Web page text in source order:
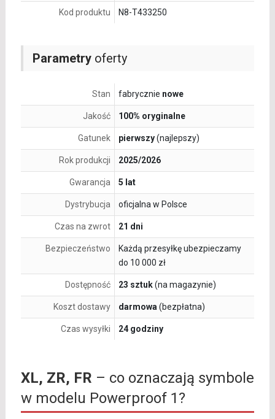
Parametryoferty
Stan fabrycznie nowe
Jakość 100% oryginalne
Gatunek pierwszy(najlepszy)
Rok produkcji 2025/2026
Gwarancja 5 lat
Dystrybucja oficjalna w Polsce
Czas na zwrot 21 dni
Bezpieczeństwo
Każdą przesyłkę ubezpieczamy
do 10 000 zł
Dostępność 23 sztuk(na magazynie)
Koszt dostawy darmowa (bezpłatna)
Czas wysyłki 24 godziny
Kod produktu N8-T433250
XL, ZR, FR – co oznaczają symbole
w modelu Powerproof 1?